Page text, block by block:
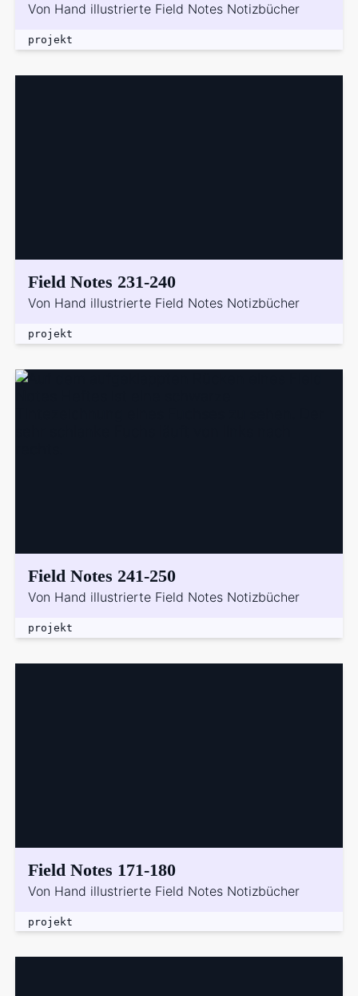
Von Hand illustrierte Field Notes Notizbücher
projekt
Field Notes 231-240
Von Hand illustrierte Field Notes Notizbücher
projekt
Field Notes 241-250
Von Hand illustrierte Field Notes Notizbücher
projekt
Field Notes 171-180
Von Hand illustrierte Field Notes Notizbücher
projekt